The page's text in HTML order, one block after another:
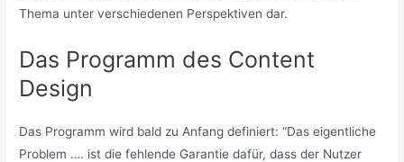
Thema unter verschiedenen Perspektiven dar.
Das Programm des Content
Design
Das Programm wird bald zu Anfang definiert: “Das eigentliche
Problem …. ist die fehlende Garantie dafür, dass der Nutzer